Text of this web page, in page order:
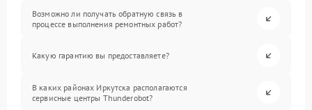
Возможно ли получать обратную связь в
процессе выполнения ремонтных работ?
Какую гарантию вы предоставляете?
В каких районах Иркутска располагаются
сервисные центры Thunderobot?